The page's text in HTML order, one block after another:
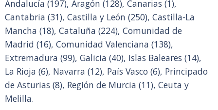
Andalucía (197), Aragón (128), Canarias (1),
Cantabria (31), Castilla y León (250), Castilla-La
Mancha (18), Cataluña (224), Comunidad de
Madrid (16), Comunidad Valenciana (138),
Extremadura (99), Galicia (40), Islas Baleares (14),
La Rioja (6), Navarra (12), País Vasco (6), Principado
de Asturias (8), Región de Murcia (11), Ceuta y
Melilla.